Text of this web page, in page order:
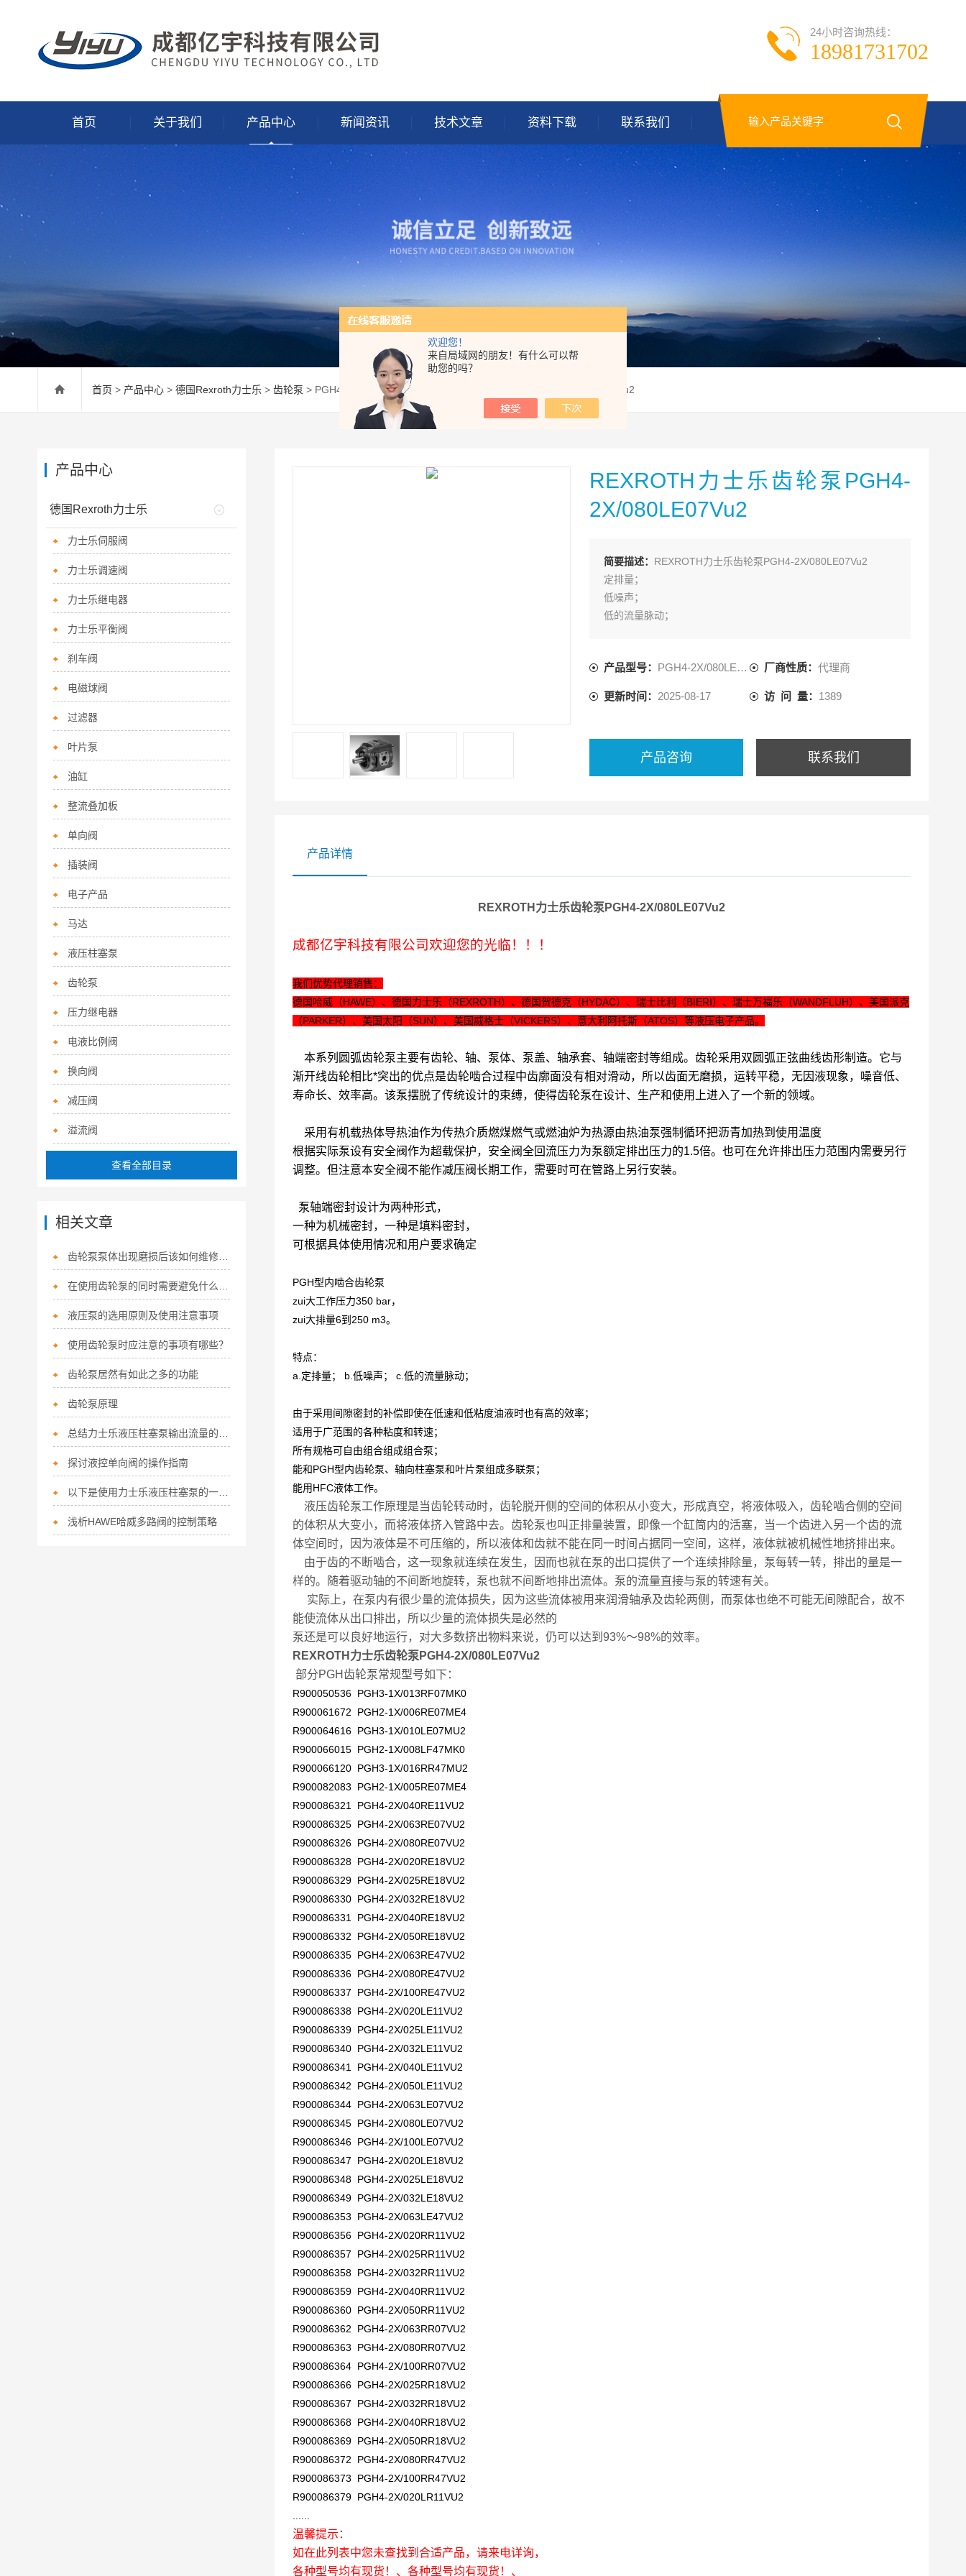
欢迎您！
来自局域网的朋友！有什么可以帮
助您的吗？
24小时咨询热线：
18981731702
首页 关于我们 产品中心 新闻资讯 技术文章 资料下载 联系我们
首页 > 产品中心 > 德国Rexroth力士乐 > 齿轮泵 > PGH4-2X/080LE07VU2REXROTH力士乐齿轮泵PGH4-2X/080LE07Vu2
REXROTH力士乐齿轮泵PGH4-
2X/080LE07Vu2
简要描述： REXROTH力士乐齿轮泵PGH4-2X/080LE07Vu2
定排量；
低噪声；
低的流量脉动；
适用于广范围的各种粘度和转速；
能和PGH型内齿轮泵、轴向柱塞泵和叶片泵组成多联泵；
产品型号： PGH4-2X/080LE07VU2 厂商性质：代理商
更新时间： 2025-08-17 访 问 量： 1389
产品咨询 联系我们
产品详情
REXROTH力士乐齿轮泵PGH4-2X/080LE07Vu2
成都亿宇科技有限公司欢迎您的光临！！！
我们优势代理销售：
德国哈威（HAWE）、德国力士乐（REXROTH）、德国贺德克（HYDAC）、瑞士比利（BIERI）、瑞士万福乐（WANDFLUH）、美国派克
（PARKER）、美国太阳（SUN）、美国威格士（VICKERS）、意大利阿托斯（ATOS）等液压电子产品。
本系列圆弧齿轮泵主要有齿轮、轴、泵体、泵盖、轴承套、轴端密封等组成。齿轮采用双圆弧正弦曲线齿形制造。它与
渐开线齿轮相比*突出的优点是齿轮啮合过程中齿廓面没有相对滑动，所以齿面无磨损，运转平稳，无因液现象，噪音低、
寿命长、效率高。该泵摆脱了传统设计的束缚，使得齿轮泵在设计、生产和使用上进入了一个新的领域。
采用有机载热体导热油作为传热介质燃煤燃气或燃油炉为热源由热油泵强制循环把沥青加热到使用温度
根据实际泵设有安全阀作为超载保护，安全阀全回流压力为泵额定排出压力的1.5倍。也可在允许排出压力范围内需要另行
调整。但注意本安全阀不能作减压阀长期工作，需要时可在管路上另行安装。
泵轴端密封设计为两种形式，
一种为机械密封，一种是填料密封，
可根据具体使用情况和用户要求确定
PGH型内啮合齿轮泵
zui大工作压力350 bar，
zui大排量6到250 m3。
特点：
a.定排量； b.低噪声； c.低的流量脉动；
由于采用间隙密封的补偿即使在低速和低粘度油液时也有高的效率；
适用于广范围的各种粘度和转速；
所有规格可自由组合组成组合泵；
能和PGH型内齿轮泵、轴向柱塞泵和叶片泵组成多联泵；
能用HFC液体工作。
液压齿轮泵工作原理是当齿轮转动时，齿轮脱开侧的空间的体积从小变大，形成真空，将液体吸入，齿轮啮合侧的空间
的体积从大变小，而将液体挤入管路中去。齿轮泵也叫正排量装置，即像一个缸筒内的活塞，当一个齿进入另一个齿的流
体空间时，因为液体是不可压缩的，所以液体和齿就不能在同一时间占据同一空间，这样，液体就被机械性地挤排出来。
由于齿的不断啮合，这一现象就连续在发生，因而也就在泵的出口提供了一个连续排除量，泵每转一转，排出的量是一
样的。随着驱动轴的不间断地旋转，泵也就不间断地排出流体。泵的流量直接与泵的转速有关。
实际上，在泵内有很少量的流体损失，因为这些流体被用来润滑轴承及齿轮两侧，而泵体也绝不可能无间隙配合，故不
能使流体从出口排出，所以少量的流体损失是必然的
泵还是可以良好地运行，对大多数挤出物料来说，仍可以达到93%～98%的效率。
REXROTH力士乐齿轮泵PGH4-2X/080LE07Vu2
部分PGH齿轮泵常规型号如下：
R900050536 PGH3-1X/013RF07MK0
R900061672 PGH2-1X/006RE07ME4
R900064616 PGH3-1X/010LE07MU2
R900066015 PGH2-1X/008LF47MK0
R900066120 PGH3-1X/016RR47MU2
R900082083 PGH2-1X/005RE07ME4
R900086321 PGH4-2X/040RE11VU2
R900086325 PGH4-2X/063RE07VU2
R900086326 PGH4-2X/080RE07VU2
R900086328 PGH4-2X/020RE18VU2
R900086329 PGH4-2X/025RE18VU2
R900086330 PGH4-2X/032RE18VU2
R900086331 PGH4-2X/040RE18VU2
R900086332 PGH4-2X/050RE18VU2
R900086335 PGH4-2X/063RE47VU2
R900086336 PGH4-2X/080RE47VU2
R900086337 PGH4-2X/100RE47VU2
R900086338 PGH4-2X/020LE11VU2
R900086339 PGH4-2X/025LE11VU2
R900086340 PGH4-2X/032LE11VU2
R900086341 PGH4-2X/040LE11VU2
R900086342 PGH4-2X/050LE11VU2
R900086344 PGH4-2X/063LE07VU2
R900086345 PGH4-2X/080LE07VU2
R900086346 PGH4-2X/100LE07VU2
R900086347 PGH4-2X/020LE18VU2
R900086348 PGH4-2X/025LE18VU2
R900086349 PGH4-2X/032LE18VU2
R900086353 PGH4-2X/063LE47VU2
R900086356 PGH4-2X/020RR11VU2
R900086357 PGH4-2X/025RR11VU2
R900086358 PGH4-2X/032RR11VU2
R900086359 PGH4-2X/040RR11VU2
R900086360 PGH4-2X/050RR11VU2
R900086362 PGH4-2X/063RR07VU2
R900086363 PGH4-2X/080RR07VU2
R900086364 PGH4-2X/100RR07VU2
R900086366 PGH4-2X/025RR18VU2
R900086367 PGH4-2X/032RR18VU2
R900086368 PGH4-2X/040RR18VU2
R900086369 PGH4-2X/050RR18VU2
R900086372 PGH4-2X/080RR47VU2
R900086373 PGH4-2X/100RR47VU2
R900086379 PGH4-2X/020LR11VU2
温馨提示：
如在此列表中您未查找到合适产品，请来电详询，
各种型号均有现货！、各种型号均有现货！、
产品中心
德国Rexroth力士乐
力士乐伺服阀
力士乐调速阀
力士乐继电器
力士乐平衡阀
刹车阀
电磁球阀
过滤器
叶片泵
油缸
整流叠加板
单向阀
插装阀
电子产品
马达
液压柱塞泵
齿轮泵
压力继电器
电液比例阀
换向阀
减压阀
溢流阀
查看全部目录
相关文章
齿轮泵泵体出现磨损后该如何维修呢？
液压泵的选用原则及使用注意事项
使用齿轮泵时应注意的事项有哪些？
齿轮泵居然有如此之多的功能
齿轮泵原理
探讨液控单向阀的操作指南
以下是使用力士乐液压柱塞泵的一些技巧
浅析HAWE哈威多路阀的控制策略